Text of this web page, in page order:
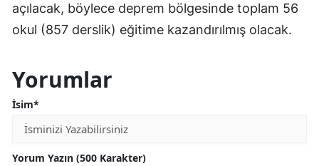
açılacak, böylece deprem bölgesinde toplam 56
okul (857 derslik) eğitime kazandırılmış olacak.
Yorumlar
İsim*
Yorum Yazın (500 Karakter)